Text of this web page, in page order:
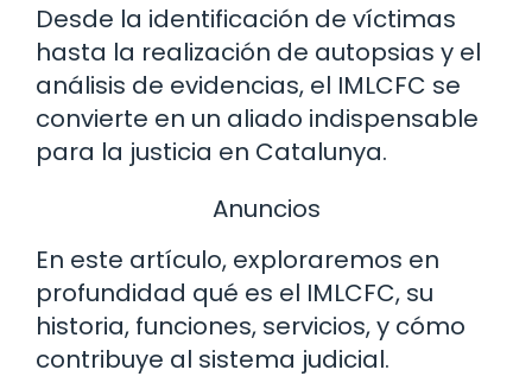
Desde la identificación de víctimas
hasta la realización de autopsias y el
análisis de evidencias, el IMLCFC se
convierte en un aliado indispensable
para la justicia en Catalunya.
Anuncios
En este artículo, exploraremos en
profundidad qué es el IMLCFC, su
historia, funciones, servicios, y cómo
contribuye al sistema judicial.